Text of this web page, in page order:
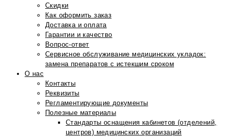
Скидки
Как оформить заказ
Доставка и оплата
Гарантии и качество
Вопрос-ответ
Сервисное обслуживание медицинских укладок:
замена препаратов с истекшим сроком
О нас
Контакты
Реквизиты
Регламентирующие документы
Полезные материалы
Стандарты оснащения кабинетов (отделений,
центров) медицинских организаций